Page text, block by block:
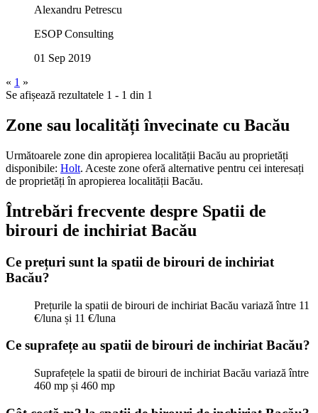
Alexandru Petrescu
ESOP Consulting
01 Sep 2019
« 1 »
Se afișează rezultatele 1 - 1 din 1
Zone sau localități învecinate cu Bacău
Următoarele zone din apropierea localității Bacău au proprietăți
disponibile: Holt. Aceste zone oferă alternative pentru cei interesați
de proprietățiîn apropierea localității Bacău.
Întrebări frecvente despre Spatii de
birouri de inchiriat Bacău
Ce prețuri sunt la spatii de birouri de inchiriat
Bacău?
Prețurile la spatii de birouri de inchiriat Bacău variază între 11
€/luna și 11 €/luna
Ce suprafețe au spatii de birouri de inchiriat Bacău?
Suprafețele la spatii de birouri de inchiriat Bacău variază între
460 mp și 460 mp